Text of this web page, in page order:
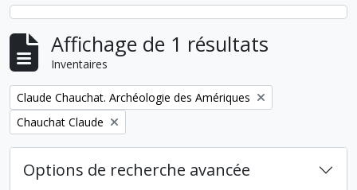
Affichage de 1 résultats
Inventaires
Remove filter:
Claude Chauchat. Archéologie des Amériques
Remove filter:
Chauchat Claude
Options de recherche avancée